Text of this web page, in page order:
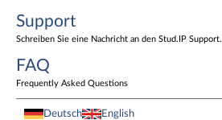
Support
Schreiben Sie eine Nachricht an den Stud.IP Support.
FAQ
Frequently Asked Questions
Deutsch English